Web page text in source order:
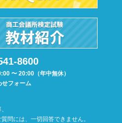
8600
〜 20:00（年中無休）
せフォーム
問には、一切回答できません。